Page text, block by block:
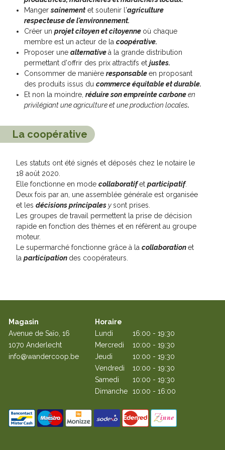
Mangersainementet soutenir l'agriculture
respecteuse de l'environnement.
Créer un projet citoyen et citoyenne où chaque
membre est un acteur de la coopérative.
Proposer une alternativeà la grande distribution
permettant d'offrir des prix attractifs et justes.
Consommer de manière responsableen proposant
des produits issus du commerce équitable et durable.
Et non la moindre, réduire son empreinte carboneen
privilégiant une agriculture et une production locales.
La coopérative
Les statuts ont été signés et déposés chez le notaire le
18 août 2020.
Elle fonctionne en mode collaboratifet participatif.
Deux fois par an, une assemblée générale est organisée
et les décisionsprincipalesysont prises.
Les groupes de travail permettent la prise de décision
rapide en fonction des thèmes et en réfèrent au groupe
moteur.
Le supermarché fonctionne grâce à la collaborationet
la participation des coopérateurs.
Magasin
Horaire
Avenue de Saïo, 16
Lundi
16:00 - 19:30
1070 Anderlecht
Mercredi
10:00 - 19:30
info@wandercoop.be
Jeudi
10:00 - 19:30
Vendredi
10:00 - 19:30
Samedi
10:00 - 19:30
Dimanche
10:00 - 16:00